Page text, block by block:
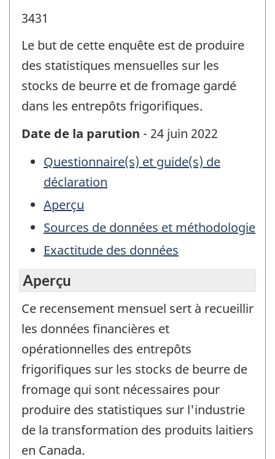
3431
Le but de cette enquête est de produire
des statistiques mensuelles sur les
stocks de beurre et de fromage gardé
dans les entrepôts frigorifiques.
Date de la parution - 24 juin 2022
Questionnaire(s) et guide(s) de
déclaration
Aperçu
Sources de données et méthodologie
Exactitude des données
Aperçu
Ce recensement mensuel sert à recueillir
les données financières et
opérationnelles des entrepôts
frigorifiques sur les stocks de beurre de
fromage qui sont nécessaires pour
produire des statistiques sur l'industrie
de la transformation des produits laitiers
en Canada.